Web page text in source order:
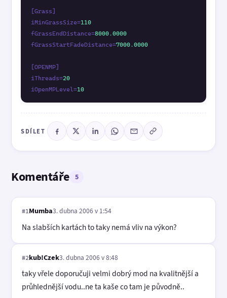
[Grass]
iMinGrassSize=110
fGrassEndDistance=8000.0000
fGrassStartFadeDistance=7000.0000
[OPENMP]
iThreads=20
iOpenMPLevel=10
SDÍLET
Komentáře 5
#1Mumba3. dubna 2006 v 1:54
Na slabších kartách to taky nemá vliv na výkon?
#2kub!Czek3. dubna 2006 v 8:48
taky vřele doporučuji velmi dobrý mod na kvalitnější a
průhlednější vodu..ne ta kaše co tam je původně..